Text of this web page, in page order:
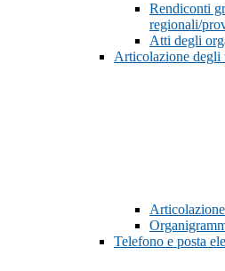
Rendiconti
regionali/
Atti degli
Articolazione degli
Telefono e posta